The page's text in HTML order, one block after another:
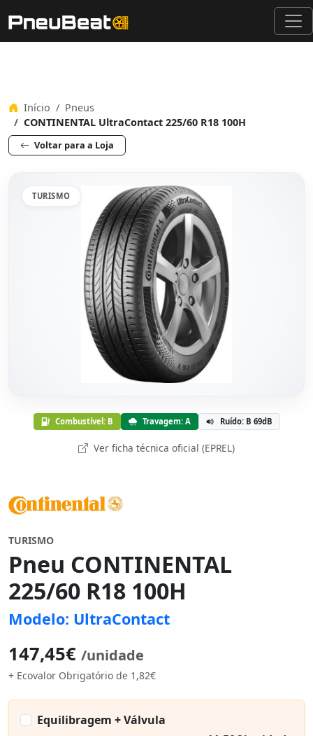
Início
Pneus
CONTINENTAL UltraContact 225/60 R18 100H
Voltar para a Loja
TURISMO
Combustível: B Travagem: A Ruído: B 69dB
Ver ficha técnica oficial (EPREL)
TURISMO
Pneu CONTINENTAL
225/60 R18 100H
Modelo: UltraContact
147,45€ /unidade
+ Ecovalor Obrigatório de 1,82€
Equilibragem + Válvula